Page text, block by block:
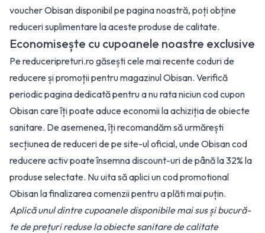
voucher Obisan disponibil pe pagina noastră, poți obține
reduceri suplimentare la aceste produse de calitate.
Economisește cu cupoanele noastre exclusive
Pe reduceripreturi.ro găsești cele mai recente coduri de
reducere și promoții pentru magazinul Obisan. Verifică
periodic pagina dedicată pentru a nu rata niciun cod cupon
Obisan care îți poate aduce economii la achiziția de obiecte
sanitare. De asemenea, îți recomandăm să urmărești
secțiunea de reduceri de pe site-ul oficial, unde Obisan cod
reducere activ poate însemna discount-uri de până la 32% la
produse selectate. Nu uita să aplici un cod promotional
Obisan la finalizarea comenzii pentru a plăti mai puțin.
Aplică unul dintre cupoanele disponibile mai sus și bucură-
te de prețuri reduse la obiecte sanitare de calitate